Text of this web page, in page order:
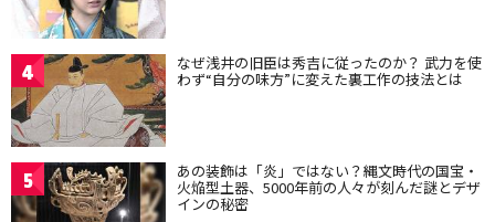
4 なぜ浅井の旧臣は秀吉に従ったのか？ 武力を使
わず“自分の味方”に変えた裏工作の技法とは
5 あの装飾は「炎」ではない？縄文時代の国宝・
火焔型土器、5000年前の人々が刻んだ謎とデザ
インの秘密